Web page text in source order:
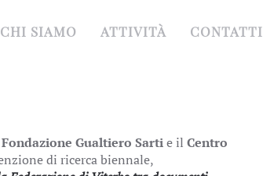
CHI SIAMO ATTIVITÀ CONTATTI
Fondazione Gualtiero Sartie il Centro
di ricerca biennale,